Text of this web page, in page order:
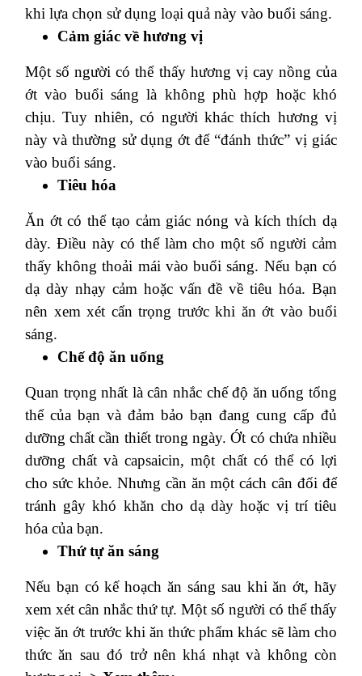
khi lựa chọn sử dụng loại quả này vào buổi sáng.
Cảm giác về hương vị
Một số người có thể thấy hương vị cay nồng của
ớt vào buổi sáng là không phù hợp hoặc khó
chịu. Tuy nhiên, có người khác thích hương vị
này và thường sử dụng ớt để “đánh thức” vị giác
vào buổi sáng.
Tiêu hóa
Ăn ớt có thể tạo cảm giác nóng và kích thích dạ
dày. Điều này có thể làm cho một số người cảm
thấy không thoải mái vào buổi sáng. Nếu bạn có
dạ dày nhạy cảm hoặc vấn đề về tiêu hóa. Bạn
nên xem xét cẩn trọng trước khi ăn ớt vào buổi
sáng.
Chế độ ăn uống
Quan trọng nhất là cân nhắc chế độ ăn uống tổng
thể của bạn và đảm bảo bạn đang cung cấp đủ
dưỡng chất cần thiết trong ngày. Ớt có chứa nhiều
dưỡng chất và capsaicin, một chất có thể có lợi
cho sức khỏe. Nhưng cần ăn một cách cân đối để
tránh gây khó khăn cho dạ dày hoặc vị trí tiêu
hóa của bạn.
Thứ tự ăn sáng
Nếu bạn có kế hoạch ăn sáng sau khi ăn ớt, hãy
xem xét cân nhắc thứ tự. Một số người có thể thấy
việc ăn ớt trước khi ăn thức phẩm khác sẽ làm cho
thức ăn sau đó trở nên khá nhạt và không còn